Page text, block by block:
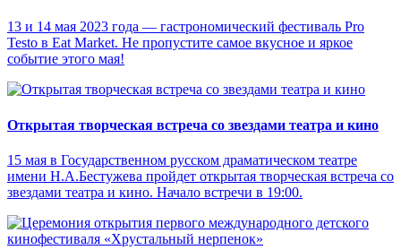
13 и 14 мая 2023 года — гастрономический фестиваль Pro
Testo в Eat Market. Не пропустите самое вкусное и яркое
событие этого мая!
Открытая творческая встреча со звездами театра и кино
15 мая в Государственном русском драматическом театре
имени Н.А.Бестужева пройдет открытая творческая встреча со
звездами театра и кино. Начало встречи в 19:00.